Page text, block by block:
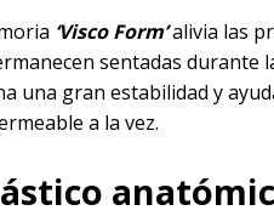
‘Visco Form’alivia las
sentadas durante
una gran estabilidad y
a la vez.